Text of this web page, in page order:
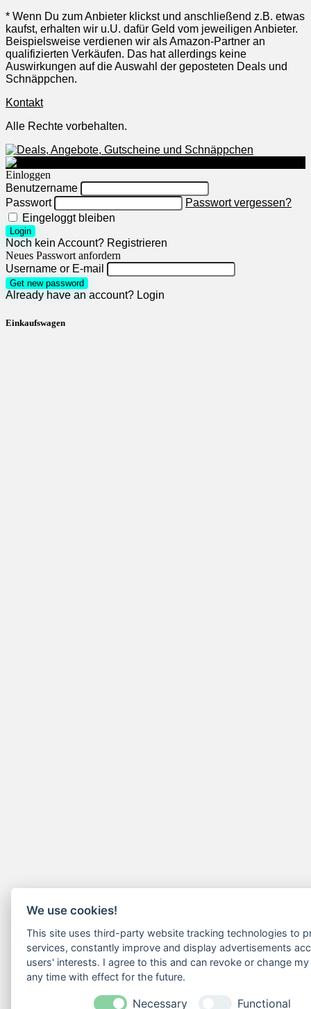
* Wenn Du zum Anbieter klickst und anschließend z.B. etwas
kaufst, erhalten wir u.U. dafür Geld vom jeweiligen Anbieter.
Beispielsweise verdienen wir als Amazon-Partner an
qualifizierten Verkäufen. Das hat allerdings keine
Auswirkungen auf die Auswahl der geposteten Deals und
Schnäppchen.
Kontakt
Alle Rechte vorbehalten.
We use cookies!
This site uses third-party website tracking technologies to
services, constantly improve and display advertisements
users' interests. I agree to this and can revoke or change
any time with effect for the future.
Necessary Functional
Einloggen
Benutzername
Passwort
Passwort vergessen?
Eingeloggt bleiben
Login
Noch kein Account? Registrieren
Neues Passwort anfordern
Username or E-mail
Get new password
Already have an account? Login
Einkaufswagen